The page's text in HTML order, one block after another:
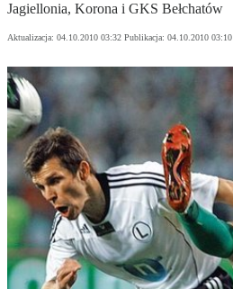
Jagiellonia, Korona i GKS Bełchatów
Aktualizacja: 04.10.2010 03:32 Publikacja: 04.10.2010 03:10